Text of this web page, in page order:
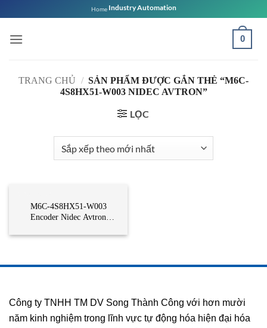
qua
nội
Home Industry Automation
0
TRANG CHỦ / SẢN PHẨM ĐƯỢC GẮN THẺ “M6C-
4S8HX51-W003 NIDEC AVTRON”
LỌC
M6C-4S8HX51-W003
Encoder Nidec Avtron
Công ty TNHH TM DV Song Thành Công với hơn mười
năm kinh nghiệm trong lĩnh vực tự động hóa hiện đại hóa